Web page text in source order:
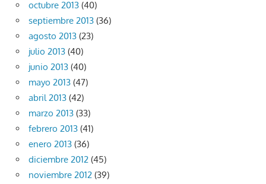
octubre 2013 (40)
septiembre 2013 (36)
agosto 2013 (23)
julio 2013 (40)
junio 2013 (40)
mayo 2013 (47)
abril 2013 (42)
marzo 2013 (33)
febrero 2013 (41)
enero 2013 (36)
diciembre 2012 (45)
noviembre 2012 (39)